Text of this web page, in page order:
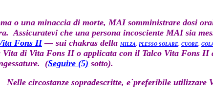
o una minaccia di morte, MAI somministrare dosi
Assicuratevi che una persona incosciente MAI sia
Fons II— sui chakras della MILZA, PLESSO SOLARE, CUORE,
Vita di Vita Fons II o applicata con il Talco Vita Fons II
(Seguire (5) sotto).
Nelle circostanze sopradescritte, e`preferibile utilizzare